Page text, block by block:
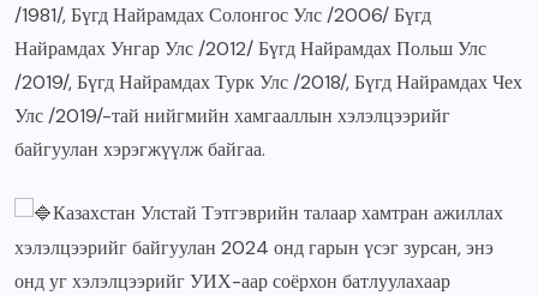
/1981/, Бүгд Найрамдах Солонгос Улс /2006/ Бүгд
Найрамдах Унгар Улс /2012/ Бүгд Найрамдах Польш Улс
/2019/, Бүгд Найрамдах Турк Улс /2018/, Бүгд Найрамдах Чех
Улс /2019/-тай нийгмийн хамгааллын хэлэлцээрийг
байгуулан хэрэгжүүлж байгаа.
Казахстан Улстай Тэтгэврийн талаар хамтран ажиллах
хэлэлцээрийг байгуулан 2024 онд гарын үсэг зурсан, энэ
онд уг хэлэлцээрийг УИХ-аар соёрхон батлуулахаар